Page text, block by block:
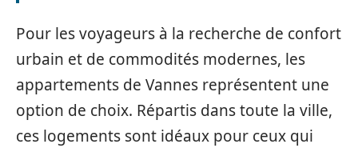
Pour les voyageurs à la recherche de confort
urbain et de commodités modernes, les
appartements de Vannes représentent une
option de choix. Répartis dans toute la ville,
ces logements sont idéaux pour ceux qui